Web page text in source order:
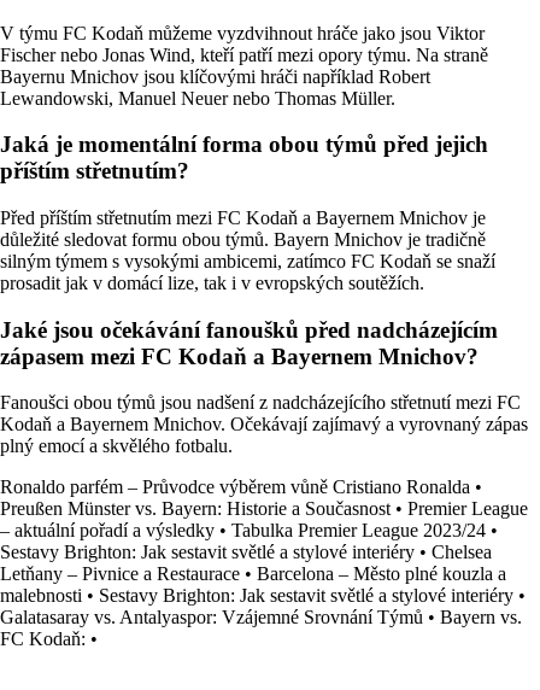
V týmu FC Kodaň můžeme vyzdvihnout hráče jako jsou Viktor
Fischer nebo Jonas Wind, kteří patří mezi opory týmu. Na straně
Bayernu Mnichov jsou klíčovými hráči například Robert
Lewandowski, Manuel Neuer nebo Thomas Müller.
Jaká je momentální forma obou týmů před jejich
příštím střetnutím?
Před příštím střetnutím mezi FC Kodaň a Bayernem Mnichov je
důležité sledovat formu obou týmů. Bayern Mnichov je tradičně
silným týmem s vysokými ambicemi, zatímco FC Kodaň se snaží
prosadit jak v domácí lize, tak i v evropských soutěžích.
Jaké jsou očekávání fanoušků před nadcházejícím
zápasem mezi FC Kodaň a Bayernem Mnichov?
Fanoušci obou týmů jsou nadšení z nadcházejícího střetnutí mezi FC
Kodaň a Bayernem Mnichov. Očekávají zajímavý a vyrovnaný zápas
plný emocí a skvělého fotbalu.
Ronaldo parfém – Průvodce výběrem vůně Cristiano Ronalda •
Preußen Münster vs. Bayern: Historie a Současnost • Premier League
– aktuální pořadí a výsledky • Tabulka Premier League 2023/24 •
Sestavy Brighton: Jak sestavit světlé a stylové interiéry • Chelsea
Letňany – Pivnice a Restaurace • Barcelona – Město plné kouzla a
malebnosti • Sestavy Brighton: Jak sestavit světlé a stylové interiéry •
Galatasaray vs. Antalyaspor: Vzájemné Srovnání Týmů • Bayern vs.
FC Kodaň: •